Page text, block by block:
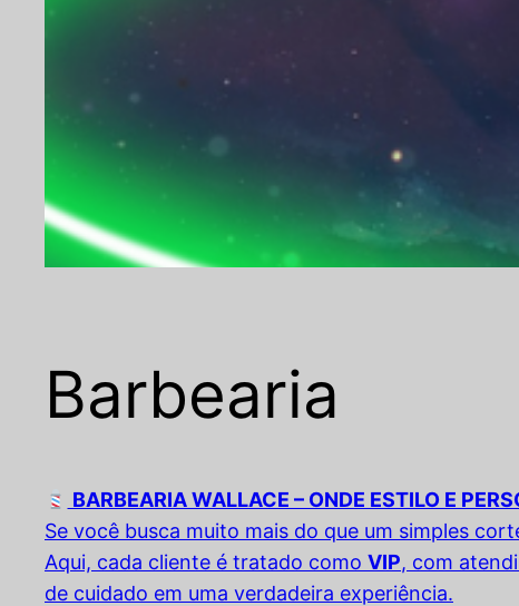
Barbearia
BARBEARIA WALLACE – ONDE ESTILO E
Se você busca muito mais do que um simples
Aqui, cada cliente é tratado como VIP, com
de cuidado em uma verdadeira experiência.